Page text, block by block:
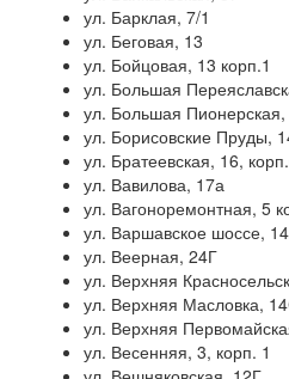
ул. Барклая, 7/1
ул. Беговая, 13
ул. Бойцовая, 13 корп.1
ул. Большая
ул. Большая Пионерская,
ул. Борисовские Пруды,
ул. Братеевская, 16,
ул. Вавилова, 17а
ул. Вагоноремонтная, 5
ул. Варшавское шоссе,
ул. Веерная, 24Г
ул. Верхняя
ул. Верхняя Масловка,
ул. Верхняя
ул. Весенняя, 3, корп. 1